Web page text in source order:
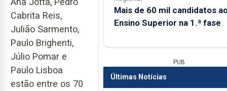
Cabrita Reis,
Julião Sarmento,
Paulo Brighenti,
Júlio Pomar e
Paulo Lisboa
estão entre os 70
Mais de 60 mil candidatos
Ensino Superior na 1.ª fase
PUB
Últimas Notícias